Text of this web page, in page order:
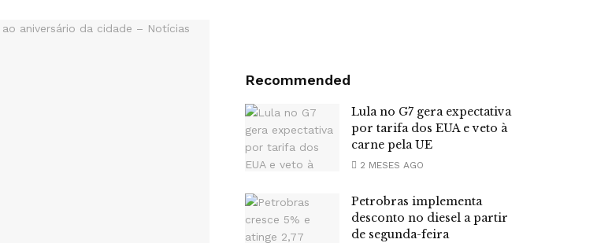
Recommended
Lula no G7 gera expectativa
por tarifa dos EUA e veto à
carne pela UE
2 MESES AGO
Petrobras implementa
desconto no diesel a partir
de segunda-feira